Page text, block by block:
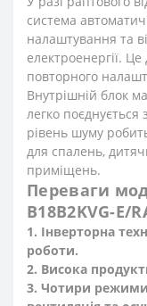
система
налаштування та
електроенергії.
повторного
Внутрішній блок
легко
рівень шуму
для спалень,
приміщень.
Переваги
B18B2KVG-E/
1. Інверторна
роботи.
2. Висока
3. Чотири режими